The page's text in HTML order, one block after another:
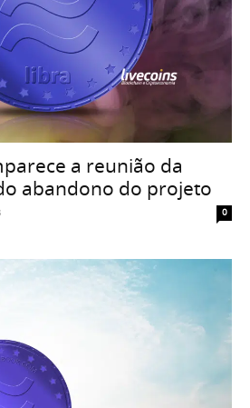
a reunião da
abandono do projeto
0